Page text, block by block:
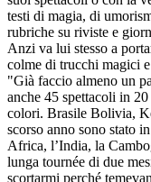
testi di magia, di
rubriche su riviste e
Anzi va lui stesso a
colme di trucchi magici
"Già faccio almeno un
anche 45 spettacoli in
colori. Brasile Bolivia,
scorso anno sono stato
Africa, l’India, la
lunga tournée di due
scortarmi perché